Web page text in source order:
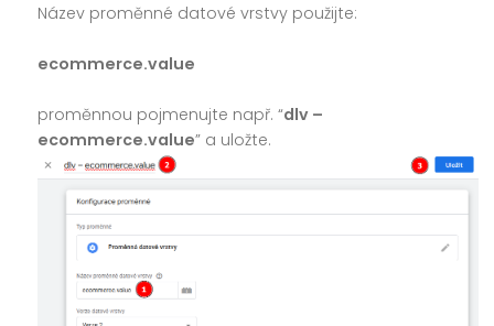
Název proměnné datové vrstvy použijte:
ecommerce.value
proměnnou pojmenujte např. “dlv –
ecommerce.value” a uložte.